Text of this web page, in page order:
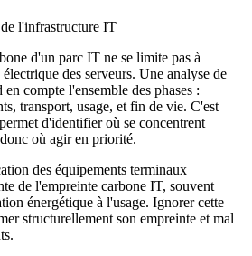
l'infrastructure IT
d'un parc IT ne se limite pas à
des serveurs. Une analyse de
compte l'ensemble des phases :
transport, usage, et fin de vie. C'est
d'identifier où se concentrent
où agir en priorité.
des équipements terminaux
de l'empreinte carbone IT, souvent
énergétique à l'usage. Ignorer cette
structurellement son empreinte et mal